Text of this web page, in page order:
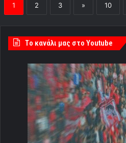
1 2 3 » 10
Tο κανάλι μας στο Youtube